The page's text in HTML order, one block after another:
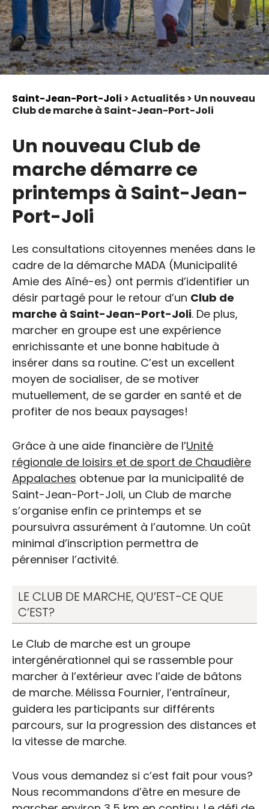
Saint-Jean-Port-Joli > Actualités > Un nouveau
Club de marche à Saint-Jean-Port-Joli
Un nouveau Club de
marche démarre ce
printemps à Saint-Jean-
Port-Joli
Les consultations citoyennes menées dans le
cadre de la démarche MADA (Municipalité
Amie des Aîné-es) ont permis d’identifier un
désir partagé pour le retour d’un Club de
marche à Saint-Jean-Port-Joli. De plus,
marcher en groupe est une expérience
enrichissante et une bonne habitude à
insérer dans sa routine. C’est un excellent
moyen de socialiser, de se motiver
mutuellement, de se garder en santé et de
profiter de nos beaux paysages!
Grâce à une aide financière de l’Unité
régionale de loisirs et de sport de Chaudière
Appalaches obtenue par la municipalité de
Saint-Jean-Port-Joli, un Club de marche
s’organise enfin ce printemps et se
poursuivra assurément à l’automne. Un coût
minimal d’inscription permettra de
pérenniser l’activité.
LE CLUB DE MARCHE, QU’EST-CE QUE
C’EST?
Le Club de marche est un groupe
intergénérationnel qui se rassemble pour
marcher à l’extérieur avec l’aide de bâtons
de marche. Mélissa Fournier, l’entraîneur,
guidera les participants sur différents
parcours, sur la progression des distances et
la vitesse de marche.
Vous vous demandez si c’est fait pour vous?
Nous recommandons d’être en mesure de